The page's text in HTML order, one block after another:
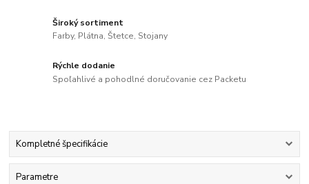
Široký sortiment
Farby, Plátna, Štetce, Stojany
Rýchle dodanie
Spoľahlivé a pohodlné doručovanie cez Packetu
Kompletné špecifikácie
Parametre